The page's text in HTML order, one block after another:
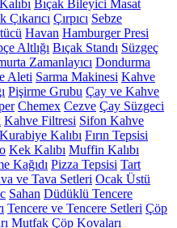
Bıçak Bileyici Masat
Çıkarıcı Çırpıcı Sebze
Havan Hamburger Presi
Altlığı Bıçak Standı Süzgeç
Zamanlayıcı Dondurma
Aleti Sarma Makinesi Kahve
Pişirme Grubu Çay ve Kahve
Chemex Cezve Çay Süzgeci
Kahve Filtresi Sifon Kahve
Kurabiye Kalıbı Fırın Tepsisi
Kek Kalıbı Muffin Kalıbı
Kağıdı Pizza Tepsisi Tart
ve Tava Setleri Ocak Üstü
Sahan Düdüklü Tencere
Tencere ve Tencere Setleri Çöp
Mutfak Çöp Kovaları